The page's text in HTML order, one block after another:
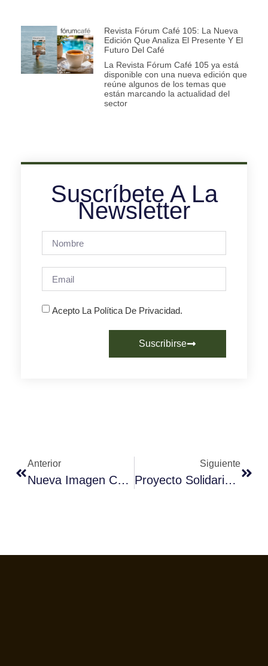
Revista Fórum Café 105: La Nueva
Edición Que Analiza El Presente Y El
Futuro Del Café
La Revista Fórum Café 105 ya está
disponible con una nueva edición que
reúne algunos de los temas que
están marcando la actualidad del
sector
Suscríbete A La
Newsletter
Acepto La Política De Privacidad.
Suscribirse
Anterior
Nueva Imagen Campeonatos Baristas Fórum Café
Siguiente
Proyecto Solidario Café Mundi – Fórum Café 2016